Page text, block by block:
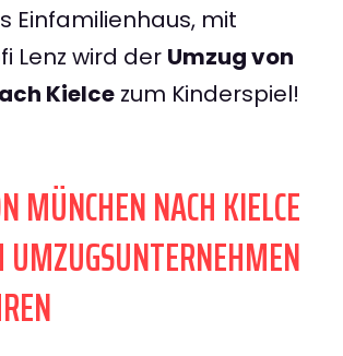
Einfamilienhaus, mit
Lenz wird der Umzug von
Kielce zum Kinderspiel!
MÜNCHEN NACH KIELCE